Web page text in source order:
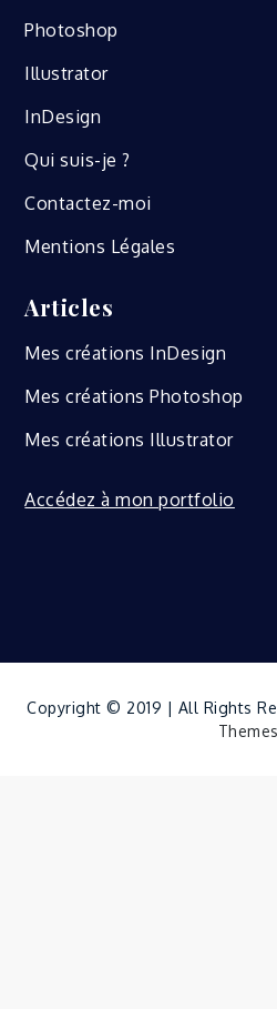
Photoshop
Illustrator
InDesign
Qui suis-je ?
Contactez-moi
Mentions Légales
Articles
Mes créations InDesign
Mes créations Photoshop
Mes créations Illustrator
Accédez à mon portfolio
Copyright © 2019 | All Rights
Themes